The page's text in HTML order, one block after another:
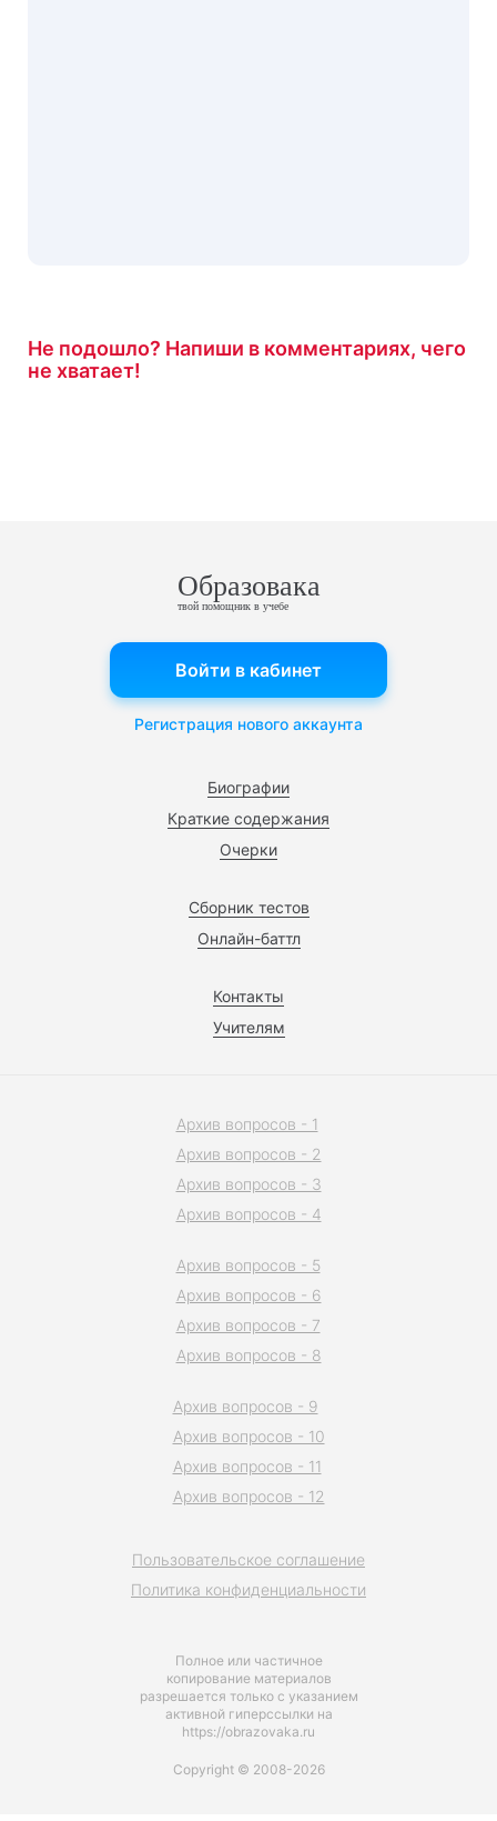
Не подошло? Напиши в комментариях, чего
не хватает!
Образовака
твой помощник в учебе
Биографии
Краткие содержания
Очерки
Сборник тестов
Онлайн-баттл
Контакты
Учителям
Войти в кабинет
Регистрация нового аккаунта
Полное или частичное
копирование материалов
разрешается только с указанием
активной гиперссылки на
https://obrazovaka.ru
Пользовательское соглашение
Политика конфиденциальности
Архив вопросов - 1
Архив вопросов - 2
Архив вопросов - 3
Архив вопросов - 4
Архив вопросов - 5
Архив вопросов - 6
Архив вопросов - 7
Архив вопросов - 8
Архив вопросов - 9
Архив вопросов - 10
Архив вопросов - 11
Архив вопросов - 12
Copyright © 2008-2026